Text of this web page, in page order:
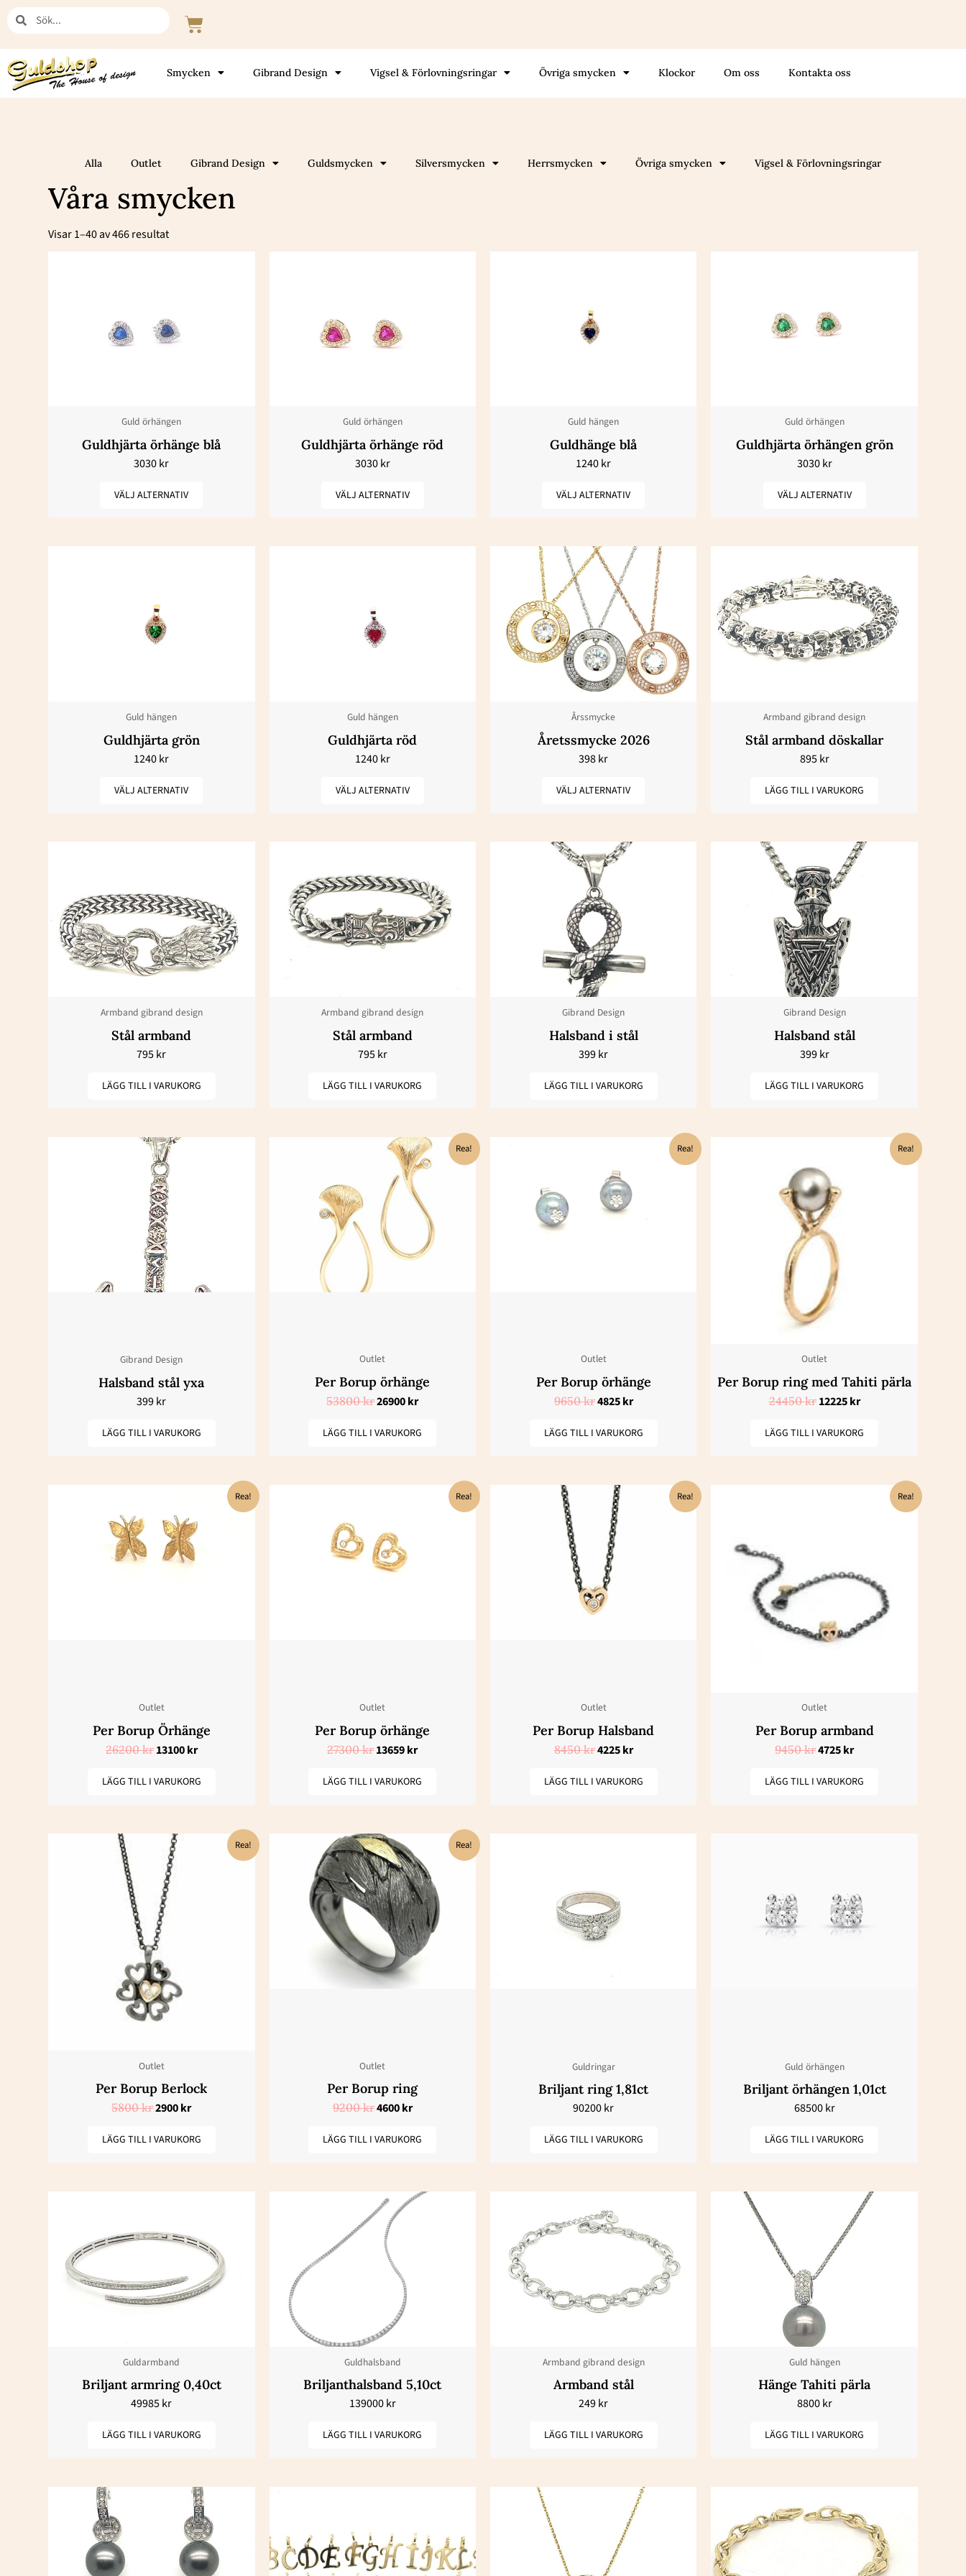
Hoppa
till
innehåll
Sök Sök Varukorg
Smycken Gibrand Design Vigsel & Förlovningsringar Övriga smycken Klockor Om oss Kontakta oss
Alla Outlet Gibrand Design Guldsmycken Silversmycken Herrsmycken Övriga smycken Vigsel & Förlovningsringar
Våra smycken
Visar 1–40 av 466 resultatefter
Guld örhängen
Guldhjärta örhänge blå
3030kr
VÄLJ ALTERNATIV
har
flera
alternativen
kan
väljas
på
Guld örhängen
Guldhjärta örhänge röd
3030kr
VÄLJ ALTERNATIV
har
flera
alternativen
kan
väljas
på
Guld hängen
Guldhänge blå
1240kr
VÄLJ ALTERNATIV
har
flera
alternativen
kan
väljas
på
Guld örhängen
Guldhjärta örhängen grön
3030kr
VÄLJ ALTERNATIV
har
alternativen
kan
väljas
på
Guld hängen
Guldhjärta grön
1240kr
VÄLJ ALTERNATIV
har
flera
alternativen
kan
väljas
på
Guld hängen
Guldhjärta röd
1240kr
VÄLJ ALTERNATIV
har
flera
alternativen
kan
väljas
på
Årssmycke
Åretssmycke 2026
398kr
VÄLJ ALTERNATIV
Den
här
produkten
har
flera
varianter.
De
alternativen
kan
väljas
på
Armband gibrand design
Stål armband döskallar
895kr
LÄGG TILL I VARUKORG
Armband gibrand design
Stål armband
795kr
LÄGG TILL I VARUKORG
Armband gibrand design
Stål armband
795kr
LÄGG TILL I VARUKORG
Gibrand Design
Halsband i stål
399kr
LÄGG TILL I VARUKORG
Gibrand Design
Halsband stål
399kr
LÄGG TILL I VARUKORG
Gibrand Design
Halsband stål yxa
399kr
LÄGG TILL I VARUKORG
Rea!
Outlet
Per Borup örhänge
53800kr
Det
ursprungliga
priset
var:
53800 kr.
26900kr
Det
nuvarande
priset
26900 kr.
LÄGG TILL I VARUKORG
Rea!
Outlet
Per Borup örhänge
9650kr
priset
var:
9650 kr.
4825kr
nuvarande
4825 kr.
LÄGG TILL I VARUKORG
Rea!
Outlet
Per Borup ring med Tahiti pärla
24450kr
priset
var:
24450 kr.
12225kr
nuvarande
LÄGG TILL I VARUKORG
Rea!
Outlet
Per Borup Örhänge
26200kr
priset
var:
26200 kr.
13100kr
nuvarande
priset
är:
LÄGG TILL I VARUKORG
Rea!
Outlet
Per Borup örhänge
27300kr
var:
27300 kr.
13659kr
nuvarande
LÄGG TILL I VARUKORG
Rea!
Outlet
Per Borup Halsband
8450kr
ursprungliga
priset
var:
8450 kr.
4225kr
nuvarande
LÄGG TILL I VARUKORG
Rea!
Outlet
Per Borup armband
9450kr4725kr
nuvarande
LÄGG TILL I VARUKORG
Rea!
Outlet
Per Borup Berlock
5800kr
Det
ursprungliga
priset
var:
5800 kr.
2900kr
nuvarande
LÄGG TILL I VARUKORG
Rea!
Outlet
Per Borup ring
9200kr
Det
ursprungliga
priset
var:
9200 kr.
4600kr
nuvarande
priset
är:
4600 kr.
LÄGG TILL I VARUKORG
Guldringar
Briljant ring 1,81ct
90200kr
LÄGG TILL I VARUKORG
Guld örhängen
Briljant örhängen 1,01ct
68500kr
LÄGG TILL I VARUKORG
Guldarmband
Briljant armring 0,40ct
49985kr
LÄGG TILL I VARUKORG
Guldhalsband
Briljanthalsband 5,10ct
139000kr
LÄGG TILL I VARUKORG
Armband gibrand design
Armband stål
249kr
LÄGG TILL I VARUKORG
Guld hängen
Hänge Tahiti pärla
8800kr
LÄGG TILL I VARUKORG
produkten
har